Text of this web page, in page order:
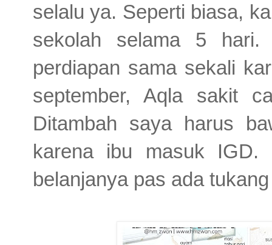
selalu ya. Seperti biasa,
sekolah selama 5 hari.
perdiapan sama sekali
september, Aqla sakit
Ditambah saya harus
karena ibu masuk IGD.
belanjanya pas ada